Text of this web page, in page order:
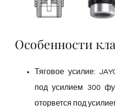
Особенности
Тяговое усилие:
под усилием 300
оторвется под